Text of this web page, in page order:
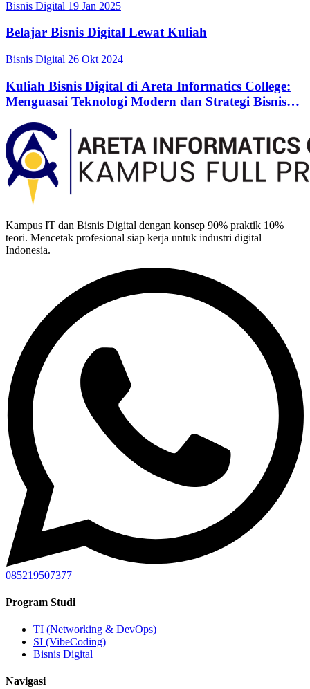
Bisnis Digital 19 Jan 2025
Belajar Bisnis Digital Lewat Kuliah
Bisnis Digital 26 Okt 2024
Kuliah Bisnis Digital di Areta Informatics College:
Menguasai Teknologi Modern dan Strategi Bisnis
Kampus IT dan Bisnis Digital dengan konsep 90% praktik 10%
teori. Mencetak profesional siap kerja untuk industri digital
Indonesia.
085219507377
Program Studi
TI (Networking & DevOps)
SI (VibeCoding)
Bisnis Digital
Navigasi